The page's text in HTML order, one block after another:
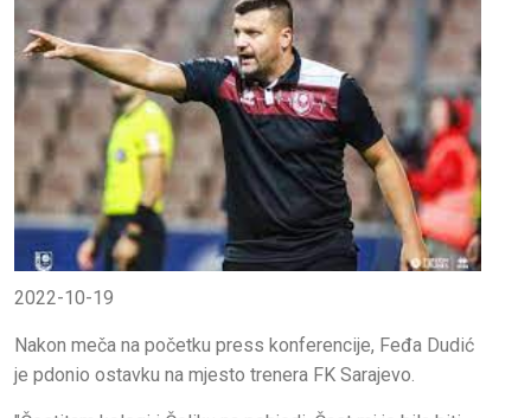
2022-10-19
Nakon meča na početku press konferencije, Feđa Dudić
je pdonio ostavku na mjesto trenera FK Sarajevo.